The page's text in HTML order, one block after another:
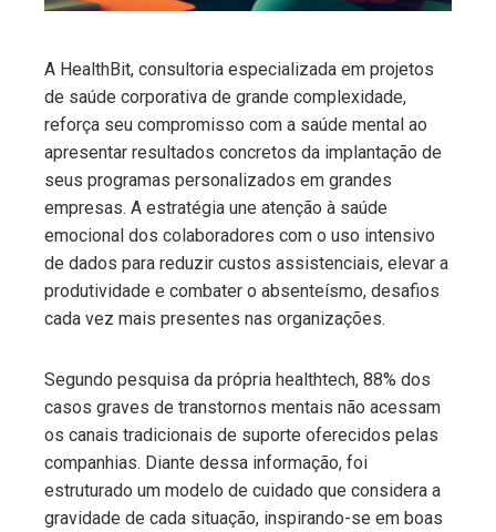
A HealthBit, consultoria especializada em projetos
de saúde corporativa de grande complexidade,
reforça seu compromisso com a saúde mental ao
apresentar resultados concretos da implantação de
seus programas personalizados em grandes
empresas. A estratégia une atenção à saúde
emocional dos colaboradores com o uso intensivo
de dados para reduzir custos assistenciais, elevar a
produtividade e combater o absenteísmo, desafios
cada vez mais presentes nas organizações.
Segundo pesquisa da própria healthtech, 88% dos
casos graves de transtornos mentais não acessam
os canais tradicionais de suporte oferecidos pelas
companhias. Diante dessa informação, foi
estruturado um modelo de cuidado que considera a
gravidade de cada situação, inspirando-se em boas